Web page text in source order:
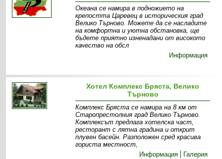
Океана се намира в подножието на
крепостта Царевец в историческия град
Велико Търново. Можете да се насладите
на комфортна и уютна обстановка, ще
бъдете приятно изненадани от високото
качество на обсл
Информация
Хотел Комплекс Бряста, Велико
Търново
Комплекс Бряста се намира на 8 км от
Старопрестолния град Велико Търново.
Комплексът предлага хотелска част,
ресторант с лятна градина и открит
плувен басейн. Разположен сред красива
гориста местност,
Информация
Галерия